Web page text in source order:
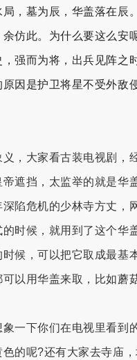
，墓为辰，华盖落在辰
仿此。为什么要这么安
强而为将，出兵见阵之
因是护卫将星不受外敌
，大家看古装电视剧，
遮挡，太监举的就是华
陷危机的少林寺方丈，
时候，就用到了这个华
候，可以把它取成最基
以用华盖来取，比如蘑
一下你们在电视里看到
的呢?还有大家去寺庙